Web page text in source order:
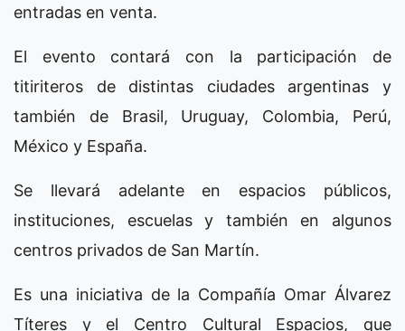
entradas en venta.
El evento contará con la participación de
titiriteros de distintas ciudades argentinas y
también de Brasil, Uruguay, Colombia, Perú,
México y España.
Se llevará adelante en espacios públicos,
instituciones, escuelas y también en algunos
centros privados de San Martín.
Es una iniciativa de la Compañía Omar Álvarez
Títeres y el Centro Cultural Espacios, que